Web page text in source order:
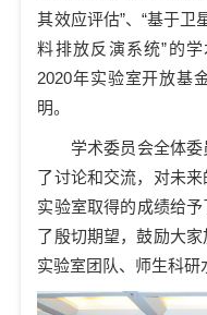
其效应评估”、“基于卫
料排放反演系统”的
2020年实验室开放基
明。
学术委员会全体
了讨论和交流，对未来
实验室取得的成绩给
了 殷切期望，鼓励大
实验室团队、师生科研